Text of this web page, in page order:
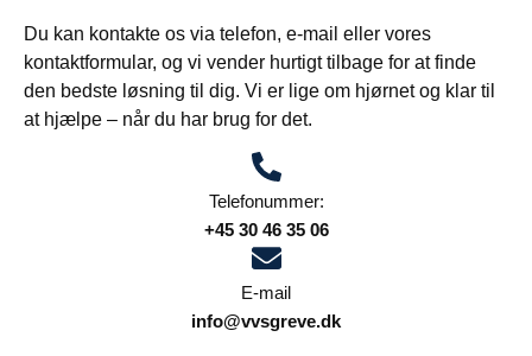
Du kan kontakte os via telefon, e-mail eller vores
kontaktformular, og vi vender hurtigt tilbage for at finde
den bedste løsning til dig. Vi er lige om hjørnet og klar til
at hjælpe – når du har brug for det.
Telefonummer:
+45 30 46 35 06
E-mail
info@vvsgreve.dk